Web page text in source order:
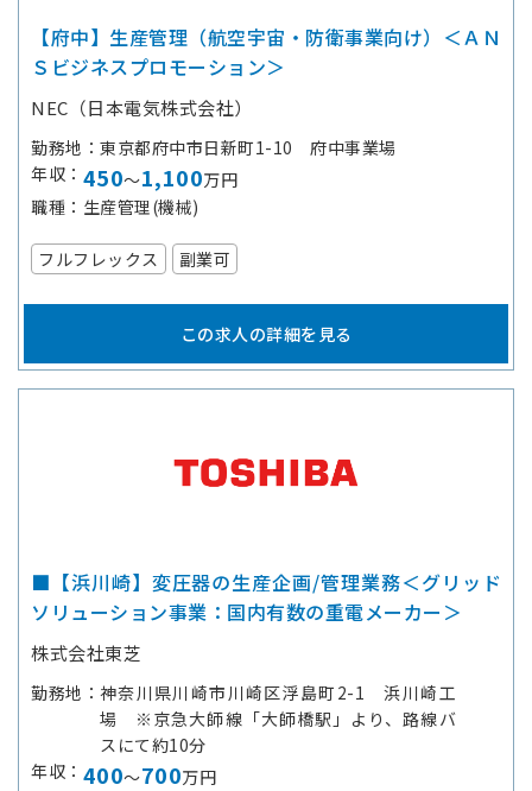
【府中】生産管理（航空宇宙・防衛事業向け）＜ＡＮ
Ｓビジネスプロモーション＞
NEC（日本電気株式会社）
勤務地
東京都府中市日新町1-10 府中事業場
年収
450～1,100万円
職種
生産管理(機械)
フルフレックス 副業可
この求人の詳細を見る
■【浜川崎】変圧器の生産企画/管理業務＜グリッド
ソリューション事業：国内有数の重電メーカー＞
株式会社東芝
勤務地
神奈川県川崎市川崎区浮島町2-1 浜川崎工
場 ※京急大師線「大師橋駅」より、路線バ
スにて約10分
年収
400～700万円